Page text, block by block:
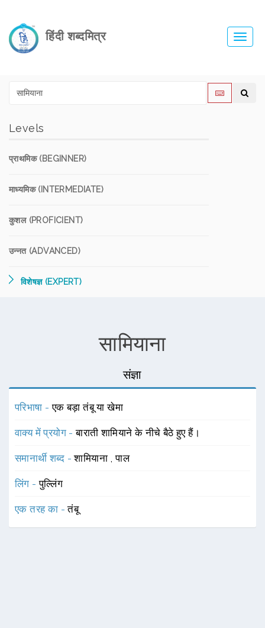
हिंदी शब्दमित्र
Levels
प्राथमिक (BEGINNER)
माध्यमिक (INTERMEDIATE)
कुशल (PROFICIENT)
उन्नत (ADVANCED)
विशेषज्ञ (EXPERT)
सामियाना
संज्ञा
परिभाषा -एक बड़ा तंबू या खेमा
वाक्य में प्रयोग -बाराती शामियाने के नीचे बैठे हुए हैं।
समानार्थी शब्द -शामियाना ,पाल
लिंग -पुल्लिंग
एक तरह का -तंबू